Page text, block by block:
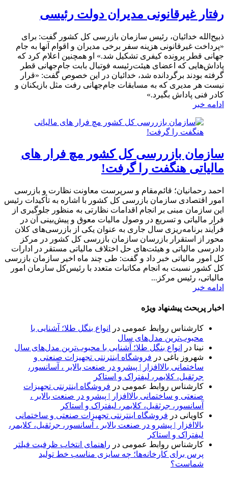
رفتار غیرقانونی مدیران دولت رئیسی
ذبیح‌الله خدائیان، رئیس سازمان بازرسی کل کشور گفت: برای
«پرداخت غیرقانونی هزینه سفر برخی مدیران و اقوام آنها به جام
جهانی قطر پرونده کیفری تشکیل شد.» او همچنین اعلام کرد که
پاداش‌هایی که اعضای هیئت‌رئیسه فوتبال بابت جام‌جهانی قطر
گرفته بودند برگردانده شد، خدائیان در این خصوص گفت: «قرار
نیست هر مدیری که به مسابقات جام‌جهانی رفت مثل بازیکنان و
کادر فنی پاداش بگیرد.»
ادامه خبر
سازمان بازررسی کل کشور مچ فرار های
مالیاتی هنگفت را گرفت!
احمد رحمانیان؛ قائم‌مقام و سرپرست معاونت نظارت و بازرسی
امور اقتصادی سازمان بازرسی کل کشور با اشاره به تأکیدات رئیس
این سازمان مبنی بر انجام اقدامات نظارتی به منظور جلوگیری از
فرار مالیاتی و تسریع در وصول مالیات معوق و پیش‌بینی آن در
فرآیند برنامه‌ریزی سال جاری به عنوان یکی از بازرسی‌های کلان
محور از استقرار بازرسان سازمان بازرسی کل کشور در مرکز
دادرسی مالیاتی و هیئت‌های حل اختلاف مالیاتی مستقر در ادارات
کل امور مالیاتی خبر داد و گفت: طی چند ماه اخیر سازمان بازرسی
کل کشور نسبت به انجام مکاتبات متعدد با رئیس‌کل سازمان امور
مالیاتی، رئیس مرکز...
ادامه خبر
اخبار پربحث پیشنهاد ویژه
کارشناس روابط عمومی در
انواع بنگل طلا؛ آشنایی با
محبوب‌ترین مدل‌های سال
نینا در
انواع بنگل طلا؛ آشنایی با محبوب‌ترین مدل‌های سال
شهروز باغی در فروشگاه اینترنتی تجهیزات صنعتی و
ساختمانی بالاافزار | پیشرو در صنعت بالابر ، آسانسور،
جرثقیل، کلایمر، لیفتراک و استاکر
کارشناس روابط عمومی در فروشگاه اینترنتی تجهیزات
صنعتی و ساختمانی بالاافزار | پیشرو در صنعت بالابر ،
آسانسور، جرثقیل، کلایمر، لیفتراک و استاکر
کاویانی در فروشگاه اینترنتی تجهیزات صنعتی و ساختمانی
بالاافزار | پیشرو در صنعت بالابر ، آسانسور، جرثقیل، کلایمر،
لیفتراک و استاکر
کارشناس روابط عمومی در راهنمای انتخاب ظرفیت فیلتر
پرس برای کارخانه‌ها؛ چه سایزی مناسب خط تولید
شماست؟